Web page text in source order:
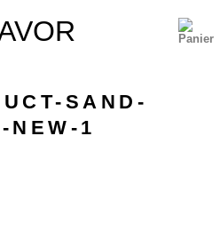
SAND-
NEW-1